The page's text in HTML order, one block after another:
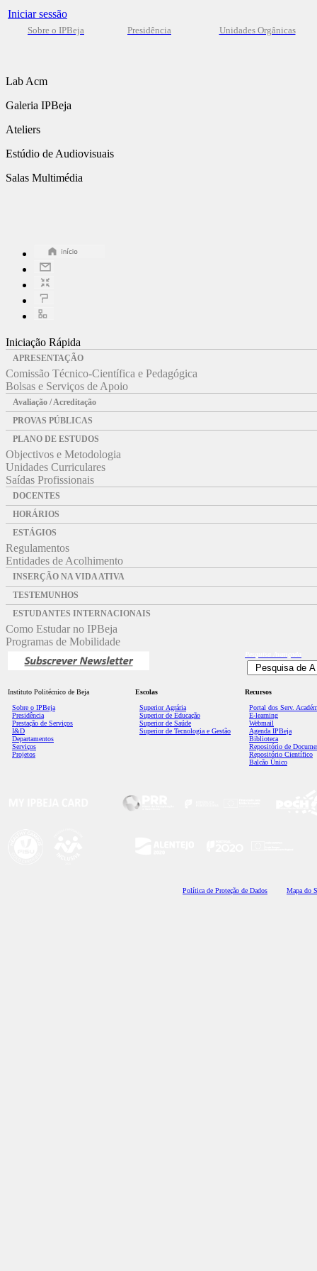
Iniciar sessão
Sobre o IPBeja Presidência Unidades Orgânicas
Lab Acm
Galeria IPBeja
Ateliers
Estúdio de Audiovisuais
Salas Multimédia
Iniciação Rápida
APRESENTAÇÃO
Comissão Técnico-Científica e Pedagógica
Bolsas e Serviços de Apoio
Avaliação / Acreditação
PROVAS PÚBLICAS
PLANO DE ESTUDOS
Objectivos e Metodologia
Unidades Curriculares
Saídas Profissionais
DOCENTES
HORÁRIOS
ESTÁGIOS
Regulamentos
Entidades de Acolhimento
INSERÇÃO NA VIDA ATIVA
TESTEMUNHOS
ESTUDANTES INTERNACIONAIS
Como Estudar no IPBeja
Programas de Mobilidade
Instituto Politécnico de Beja
Sobre o IPBeja
Presidência
Prestação de Serviços
I&D
Departamentos
Serviços
Projetos
Escolas
Superior Agrária
Superior de Educação
Superior de Saúde
Superior de Tecnologia e Gestão
Recursos
Portal dos Serv.
E-learning
Webmail
Agenda IPBeja
Biblioteca
Repositório de
Repositório Científico
Balcão Único
Política de Proteção de Dados Mapa do